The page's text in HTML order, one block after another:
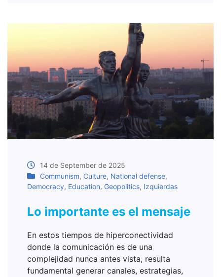
14 de September de 2025
Communism, Culture, National defense,
Democracy, Education, Geopolitics, Izquierdas
Lo importante es el mensaje
En estos tiempos de hiperconectividad
donde la comunicación es de una
complejidad nunca antes vista, resulta
fundamental generar canales, estrategias,